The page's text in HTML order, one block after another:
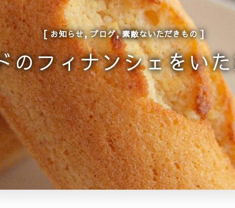
お知らせ,ブログ,素敵ないただきもの
のフィナンシェをい